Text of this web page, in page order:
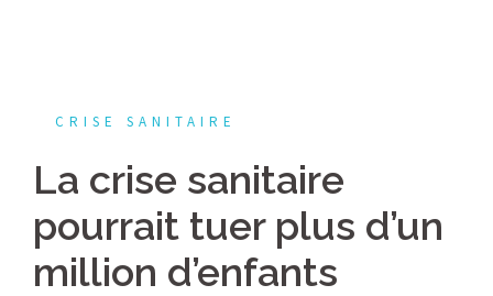
CRISE SANITAIRE
La crise sanitaire
pourrait tuer plus d’un
million d’enfants